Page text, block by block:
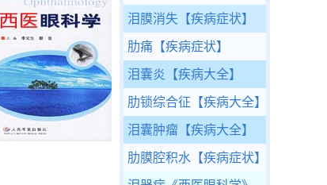
泪膜消失 【疾病症状】
肋痛 【疾病症状】
泪囊炎 【疾病大全】
肋锁综合征 【疾病大全】
泪囊肿瘤 【疾病大全】
肋膜腔积水 【疾病症状】